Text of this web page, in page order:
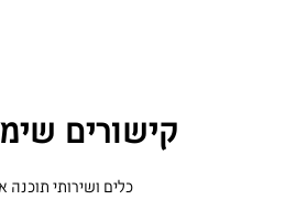
קישורים
כלים ושירותי תוכנה